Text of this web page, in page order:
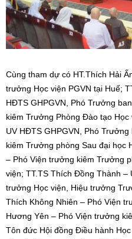
Cùng tham dự có HT.Thích Hải
trưởng Học viện PGVN tại Huế;
HĐTS GHPGVN, Phó Trưởng
kiêm Trưởng Phòng Đào tạo
UV HĐTS GHPGVN, Phó
kiêm Trưởng phòng Sau đại
– Phó Viện trưởng kiêm Trưởng
viện; TT.TS Thích Đồng Thành –
trưởng Học viện, Hiệu trưởng
Thích Không Nhiên – Phó Viện
Hương Yên – Phó Viện trưởng
Tôn đức Hội đồng Điều hành